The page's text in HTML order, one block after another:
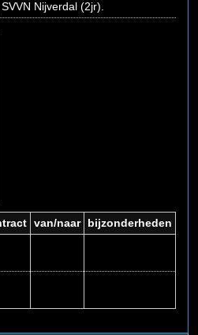
Nijverdal (2jr).
van/naar
bijzonderheden